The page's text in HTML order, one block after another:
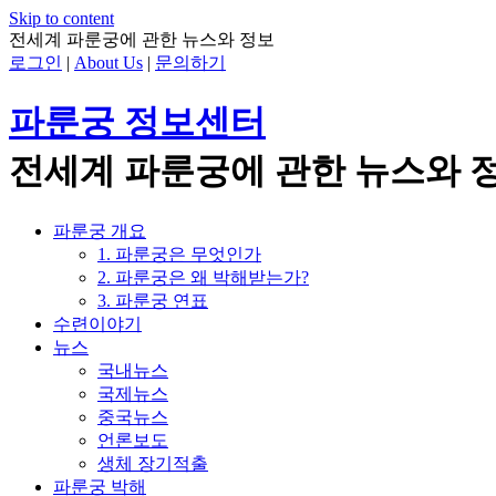
Skip to content
전세계 파룬궁에 관한 뉴스와 정보
로그인 | About Us | 문의하기
파룬궁 정보센터
전세계 파룬궁에 관한 뉴스와
파룬궁 개요
1. 파룬궁은 무엇인가
2. 파룬궁은 왜 박해받는가?
3. 파룬궁 연표
수련이야기
뉴스
국내뉴스
국제뉴스
중국뉴스
언론보도
생체 장기적출
파룬궁 박해